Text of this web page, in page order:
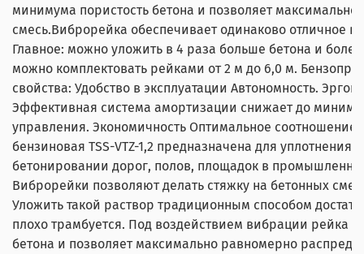
минимума пористость бетона и позволяет
смесь.Виброрейка обеспечивает одинаково отличное
Главное: можно уложить в 4 раза больше бетона и более
можно комплектовать рейками от 2 м до 6,0 м.
свойства: Удобство в эксплуатации Автономность.
Эффективная система амортизации снижает до
управления. Экономичность Оптимальное соотношение
бензиновая TSS-VTZ-1,2 предназначена для
бетонировании дорог, полов, площадок в
Виброрейки позволяют делать стяжку на бетонных
Уложить такой раствор традиционным способом
плохо трамбуется. Под воздействием вибрации рейка
бетона и позволяет максимально равномерно